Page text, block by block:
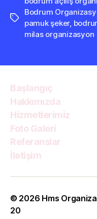
Etiketler
Bodrum
pamuk şeker,
milas organizasyon
Başlangıç
Hakkımızda
Hizmetlerimiz
Foto Galeri
Referanslar
İletişim
© 2026 Hms
20